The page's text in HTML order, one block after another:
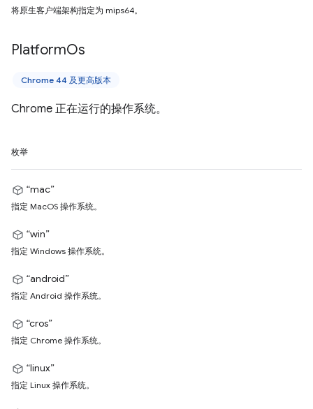
将原生客户端架构指定为 mips64。
PlatformOs
Chrome 44 及更高版本
Chrome 正在运行的操作系统。
枚举
“mac”
指定 MacOS 操作系统。
“win”
指定 Windows 操作系统。
“android”
指定 Android 操作系统。
“cros”
指定 Chrome 操作系统。
“linux”
指定 Linux 操作系统。